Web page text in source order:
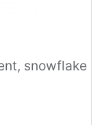
snowflake